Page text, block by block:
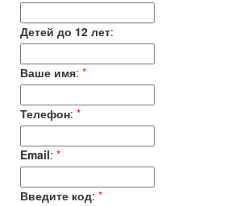
Детей до 12 лет:
Ваше имя: *
Телефон: *
Email: *
Введите код: *